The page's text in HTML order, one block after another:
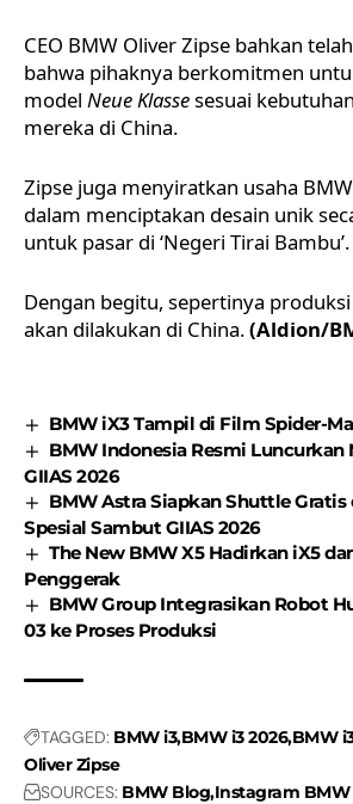
CEO BMW Oliver Zipse bahkan
bahwa pihaknya berkomitmen
model Neue Klassesesuai
mereka di China.
Zipse juga menyiratkan usaha
dalam menciptakan desain unik
untuk pasar di ‘Negeri Tirai Bambu’.
Dengan begitu, sepertinya produksi
akan dilakukan di China.(Aldion/
BMW iX3 Tampil di Film Spider-
BMW Indonesia Resmi Luncurkan
GIIAS 2026
BMW Astra Siapkan Shuttle Gratis
Spesial Sambut GIIAS 2026
The New BMW X5 Hadirkan iX5
Penggerak
BMW Group Integrasikan Robot
03 ke Proses Produksi
TAGGED: BMW i3BMW i3 2026BMW
Oliver Zipse
SOURCES: BMW BlogInstagram BMW